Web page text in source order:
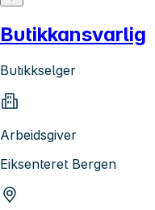
Butikkansvarlig
Butikkselger
Arbeidsgiver
Eiksenteret Bergen